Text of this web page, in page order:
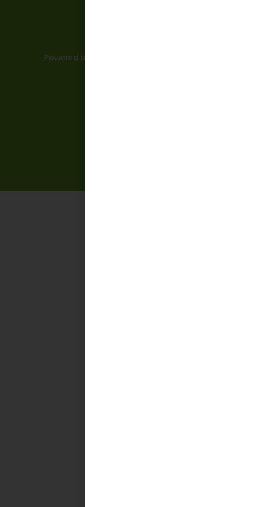
Powered by elementocero